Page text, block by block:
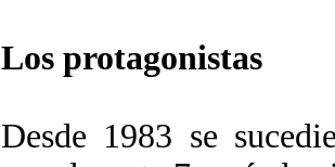
Los protagonistas
Desde 1983 se